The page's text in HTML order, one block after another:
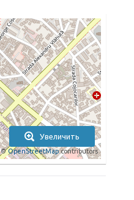
Увеличить
©OpenStreetMapcontributors